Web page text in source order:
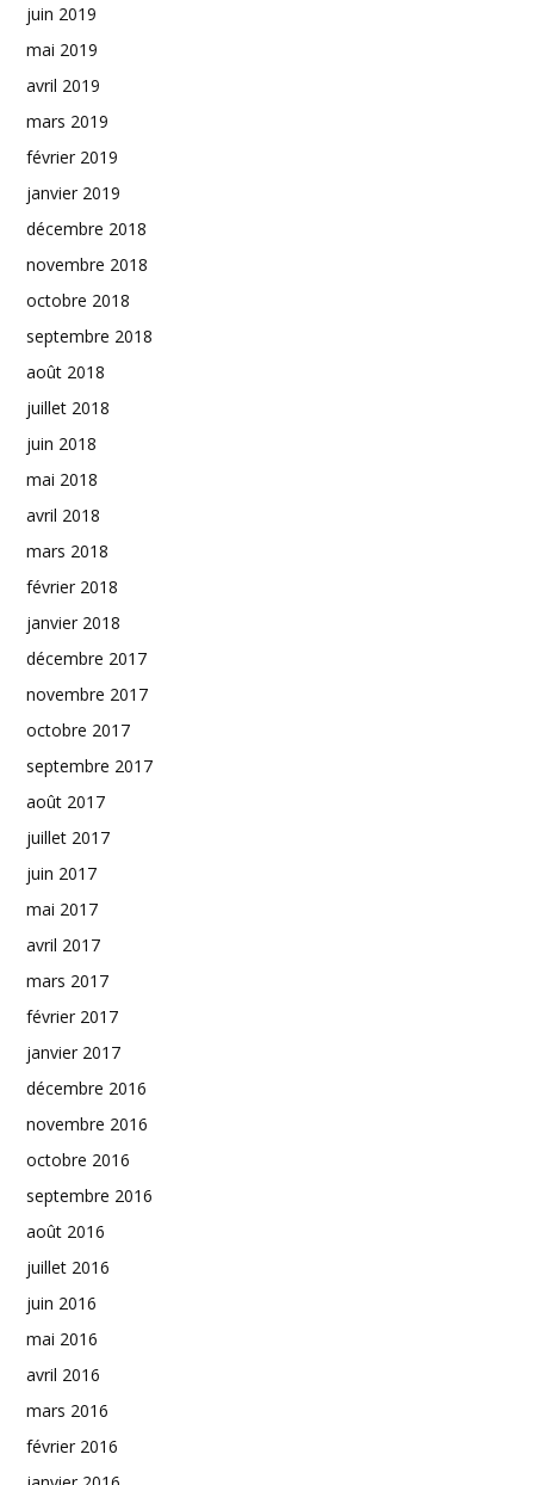
juin 2019
mai 2019
avril 2019
mars 2019
février 2019
janvier 2019
décembre 2018
novembre 2018
octobre 2018
septembre 2018
août 2018
juillet 2018
juin 2018
mai 2018
avril 2018
mars 2018
février 2018
janvier 2018
décembre 2017
novembre 2017
octobre 2017
septembre 2017
août 2017
juillet 2017
juin 2017
mai 2017
avril 2017
mars 2017
février 2017
janvier 2017
décembre 2016
novembre 2016
octobre 2016
septembre 2016
août 2016
juillet 2016
juin 2016
mai 2016
avril 2016
mars 2016
février 2016